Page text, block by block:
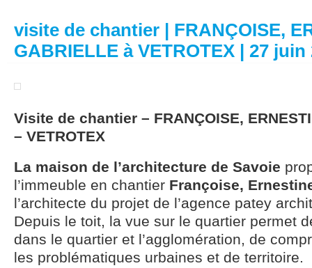
visite de chantier | FRANÇOISE,
GABRIELLE à VETROTEX | 27 juin
Visite de chantier – FRANÇOISE,
– VETROTEX
La maison de l’architecture de Savoie
l’immeuble en chantier Françoise,
l’architecte du projet de l’agence patey
Depuis le toit, la vue sur le quartier permet
dans le quartier et l’agglomération, de
les problématiques urbaines et de territoire.